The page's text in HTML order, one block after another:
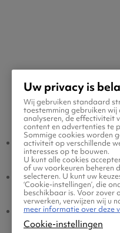
Populaire
Asosa - Amsterdam
Asosa - Eindhoven
Asosa - Brussel
Uw privacy is
Wij gebruiken standaard
toestemming gebruiken wij
analyseren, de effectiviteit
content en advertenties te
Sommige cookies worden
activiteit op verschillende
interesses op te bouwen.
U kunt alle cookies
of uw voorkeuren beheren
selecteren. U kunt uw
‘Cookie-instellingen’, die
beschikbaar is. Voor zover
verwerken, verwijzen wij u
meer informatie over deze
Cookie-instellingen